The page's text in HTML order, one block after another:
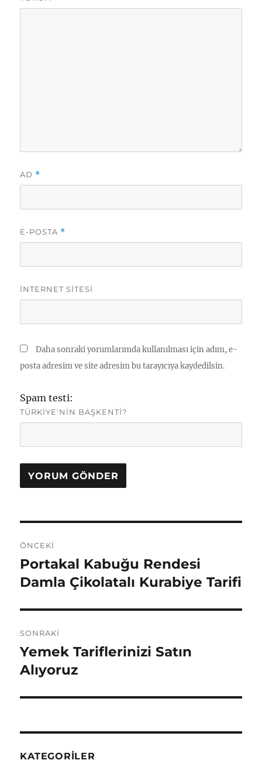
AD *
E-POSTA *
İNTERNET SITESI
Daha sonraki yorumlarımda kullanılması için adım, e-
posta adresim ve site adresim bu tarayıcıya kaydedilsin.
Spam testi:
TÜRKIYE'NIN BAŞKENTI?
gezinmesi
ÖNCEKI
Önceki
yazı:
Portakal Kabuğu Rendesi
Damla Çikolatalı Kurabiye Tarifi
SONRAKI
Sonraki
yazı:
Yemek Tariflerinizi Satın
Alıyoruz
KATEGORILER